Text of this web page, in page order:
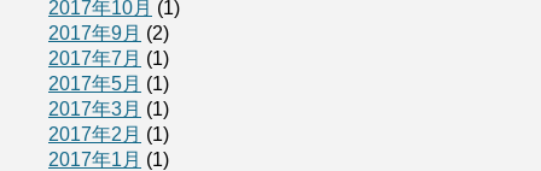
2017年10月 (1)
2017年9月 (2)
2017年7月 (1)
2017年5月 (1)
2017年3月 (1)
2017年2月 (1)
2017年1月 (1)